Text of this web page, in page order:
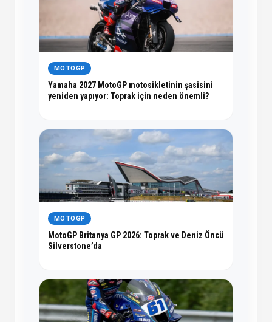
MOTOGP
Yamaha 2027 MotoGP motosikletinin şasisini
yeniden yapıyor: Toprak için neden önemli?
MOTOGP
MotoGP Britanya GP 2026: Toprak ve Deniz Öncü
Silverstone’da